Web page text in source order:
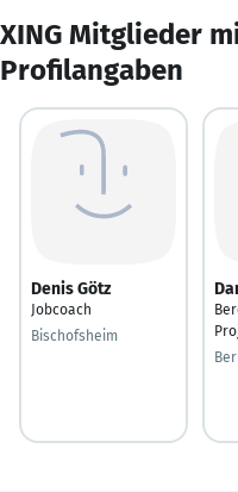
XING Mitglieder
Profilangaben
Denis Götz
Jobcoach
Bischofsheim